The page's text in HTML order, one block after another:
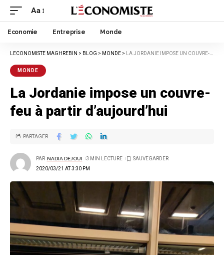
Aa
Economie Entreprise Monde
LECONOMISTE MAGHREBIN > BLOG > MONDE > LA JORDANIE IMPOSE UN COUVRE-FEU À PARTIR D’AUJOURD’HUI
MONDE
La Jordanie impose un couvre-
feu à partir d’aujourd’hui
2020/03/21 AT 3:30 PM
PAR NADIA DEJOUI 3 MIN LECTURE
PARTAGER